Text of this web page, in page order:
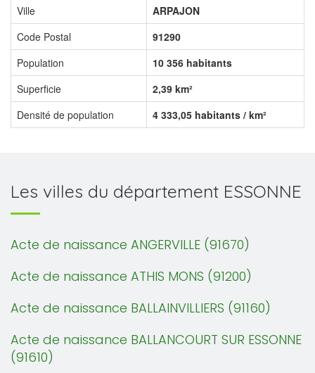
Ville
ARPAJON
Code Postal
91290
Population
10 356 habitants
Superficie
2,39 km²
Densité de population
4 333,05 habitants / km²
Les villes du département ESSONNE
Acte de naissance ANGERVILLE (91670)
Acte de naissance ATHIS MONS (91200)
Acte de naissance BALLAINVILLIERS (91160)
Acte de naissance BALLANCOURT SUR ESSONNE
(91610)